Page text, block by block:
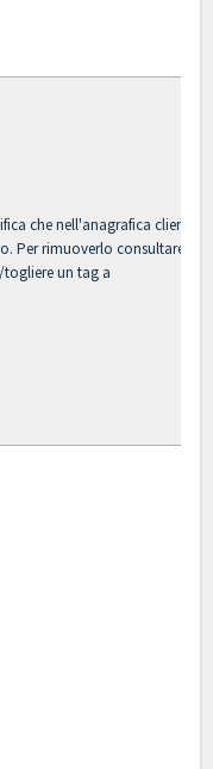
che nell'anagrafica cliente
Per rimuoverlo consultare il
un tag a